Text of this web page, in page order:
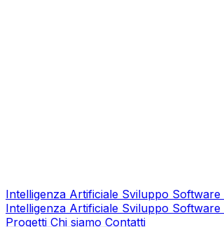
Intelligenza Artificiale Sviluppo Software
Intelligenza Artificiale Sviluppo Software
Progetti Chi siamo Contatti